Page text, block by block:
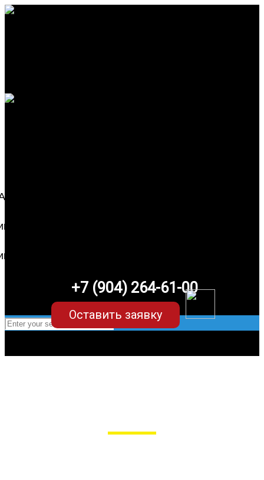
+7 (904) 264-61-00
Оставить заявку